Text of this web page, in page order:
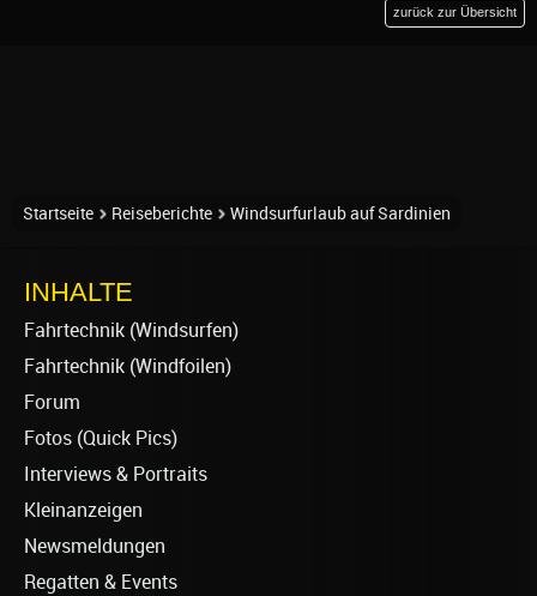
zurück zur Übersicht
Startseite Reiseberichte Windsurfurlaub auf Sardinien
INHALTE
Fahrtechnik (Windsurfen)
Fahrtechnik (Windfoilen)
Forum
Fotos (Quick Pics)
Interviews & Portraits
Kleinanzeigen
Newsmeldungen
Regatten & Events